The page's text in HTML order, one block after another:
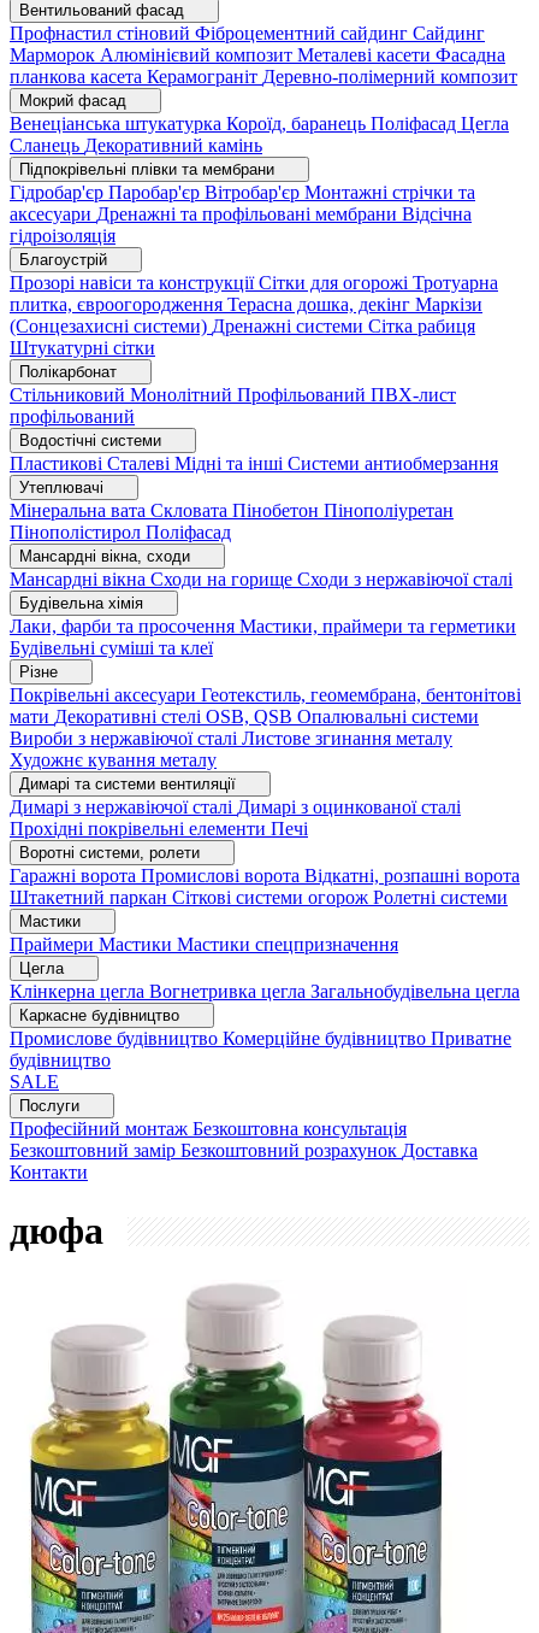
Вентильований фасад
Профнастил стіновий Фіброцементний сайдинг Сайдинг
Марморок Алюмінієвий композит Металеві касети Фасадна
планкова касета Керамограніт Деревно-полімерний композит
Мокрий фасад
Венеціанська штукатурка Короїд, баранець Поліфасад Цегла
Сланець Декоративний камінь
Підпокрівельні плівки та мембрани
Гідробар'єр Паробар'єр Вітробар'єр Монтажні стрічки та
аксесуари Дренажні та профільовані мембрани Відсічна
гідроізоляція
Благоустрій
Прозорі навіси та конструкціїСітки для огорожі Тротуарна
плитка, євроогородження Терасна дошка, декінг Маркізи
(Сонцезахисні системи) Дренажні системи Сітка рабиця
Штукатурні сітки
Полікарбонат
Стільниковий Монолітний Профільований ПВХ-лист
профільований
Водостічні системи
Пластикові Сталеві Мідні та інші Системи антиобмерзання
Утеплювачі
Мінеральна вата Скловата Пінобетон Пінополіуретан
Пінополістирол Поліфасад
Мансардні вікна, сходи
Мансардні вікна Сходи на горище Сходи з нержавіючої сталі
Будівельна хімія
Лаки, фарби та просочення Мастики, праймери та герметики
Будівельні суміші та клеї
Різне
Покрівельні аксесуари Геотекстиль, геомембрана, бентонітові
мати Декоративні стелі OSB, QSB Опалювальні системи
Вироби з нержавіючої сталі Листове згинання металу
Художнє кування металу
Димарі та системи вентиляції
Димарі з нержавіючої сталі Димарі з оцинкованої сталі
Прохідні покрівельні елементи Печі
Воротні системи, ролети
Гаражні ворота Промислові ворота Відкатні, розпашні ворота
Штакетний паркан Сіткові системи огорож Ролетні системи
Мастики
Праймери Мастики Мастики спецпризначення
Цегла
Клінкерна цегла Вогнетривка цегла Загальнобудівельна цегла
Каркасне будівництво
Промислове будівництво Комерційне будівництво Приватне
будівництво
SALE
Послуги
Професійний монтаж Безкоштовна консультація
Безкоштовний замір Безкоштовний розрахунок Доставка
Контакти
дюфа